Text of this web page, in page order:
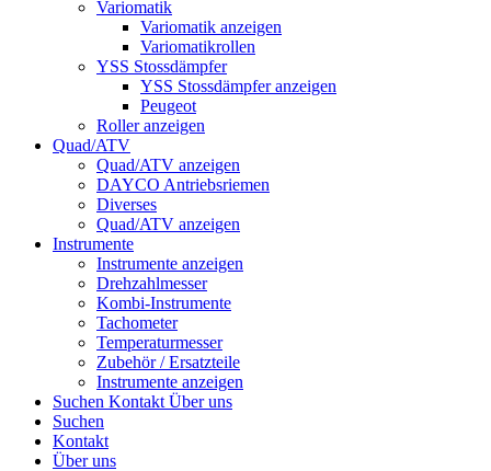
Variomatik
Variomatik anzeigen
Variomatikrollen
YSS Stossdämpfer
YSS Stossdämpfer anzeigen
Peugeot
Roller anzeigen
Quad/ATV
Quad/ATV anzeigen
DAYCO Antriebsriemen
Diverses
Quad/ATV anzeigen
Instrumente
Instrumente anzeigen
Drehzahlmesser
Kombi-Instrumente
Tachometer
Temperaturmesser
Zubehör / Ersatzteile
Instrumente anzeigen
Suchen Kontakt Über uns
Suchen
Kontakt
Über uns